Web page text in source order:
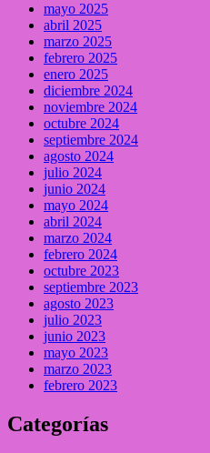
mayo 2025
abril 2025
marzo 2025
febrero 2025
enero 2025
diciembre 2024
noviembre 2024
octubre 2024
septiembre 2024
agosto 2024
julio 2024
junio 2024
mayo 2024
abril 2024
marzo 2024
febrero 2024
octubre 2023
septiembre 2023
agosto 2023
julio 2023
junio 2023
mayo 2023
marzo 2023
febrero 2023
Categorías